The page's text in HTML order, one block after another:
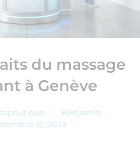
du massage
à Genève
Benjamin
12, 2023